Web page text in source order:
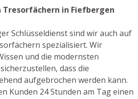
Tresorfächern in Fiefbergen
Schlüsseldienst sind wir auch auf
spezialisiert. Wir
und die modernsten
dass die
aufgebrochen werden kann.
Kunden 24 Stunden am Tag einen